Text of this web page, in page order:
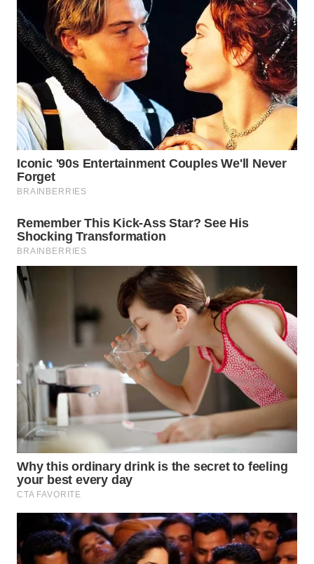
JOGJA
WN
JATIM
WN
BALI
WN
KALBAR
KALTENG
KALTARA
WN
KALTIM
WN
SULSEL
WN
GORONTALO
SULUT